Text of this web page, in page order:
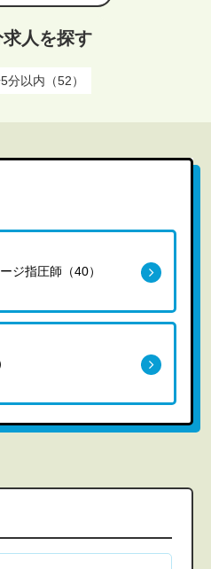
人を探す
分以内（52）
ジ指圧師（40）